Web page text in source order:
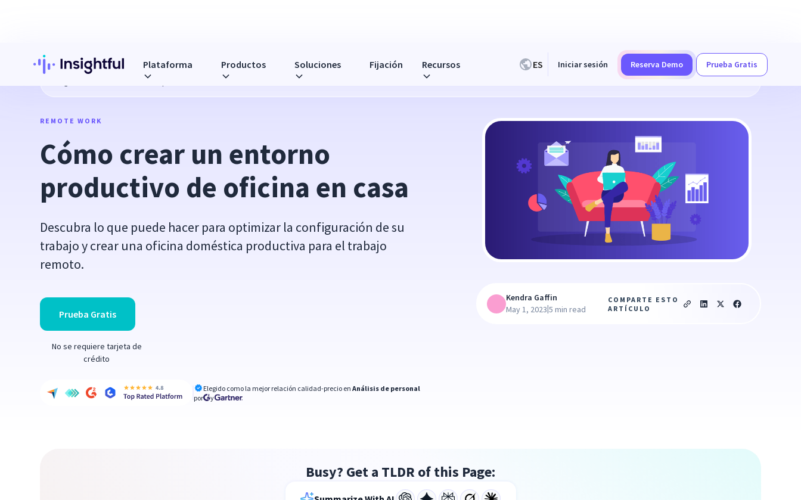
Plataforma Productos Soluciones Fijación Recursos ES Iniciar sesión Reserva Demo
Prueba Gratis
Cómo crear un entorno productivo de oficina en casa
REMOTE WORK
Cómo crear un entorno
productivo de oficina en casa
Descubra lo que puede hacer para optimizar la configuración de su
trabajo y crear una oficina doméstica productiva para el trabajo
remoto.
Prueba Gratis
No se requiere tarjeta de
crédito
Elegido como la mejor relación calidad-precio enAnálisis de personal
por
y
Kendra Gaffin
May 1, 2023|5 min read
COMPARTE ESTO
ARTÍCULO
Busy? Get a TLDR of this Page: